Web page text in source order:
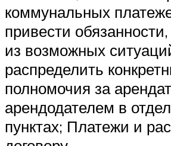
коммунальных
привести
из возможных
распределить
полномочия за
арендодателем в
пунктах; Платежи и